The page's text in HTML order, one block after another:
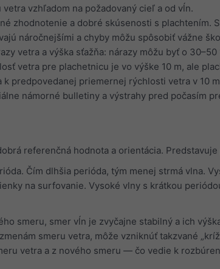
vzhľadom na požadovaný cieľ a od vĺn.
zhodnotenie a dobré skúsenosti s plachtením.
náročnejšími a chyby môžu spôsobiť vážne
vetra a výška sťažňa: nárazy môžu byť o
vetra pre plachetnicu je vo výške 10 m, ale
k predpovedanej priemernej rýchlosti vetra v 10
námorné bulletiny a výstrahy pred počasím
referenčná hodnota a orientácia.
Čím dlhšia perióda, tým menej strmá vlna.
na surfovanie. Vysoké vlny s krátkou
smeru, smer vĺn je zvyčajne stabilný a ich
smeru vetra, môže vzniknúť takzvané
vetra a z nového smeru — čo vedie k